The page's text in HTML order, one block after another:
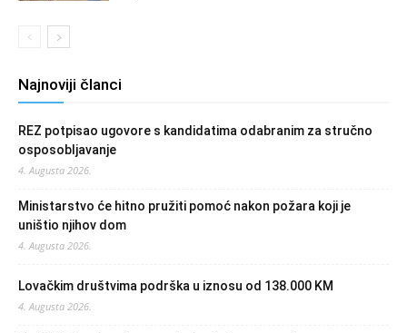
Najnoviji članci
REZ potpisao ugovore s kandidatima odabranim za stručno
osposobljavanje
4. Augusta 2026.
Ministarstvo će hitno pružiti pomoć nakon požara koji je
uništio njihov dom
4. Augusta 2026.
Lovačkim društvima podrška u iznosu od 138.000 KM
4. Augusta 2026.